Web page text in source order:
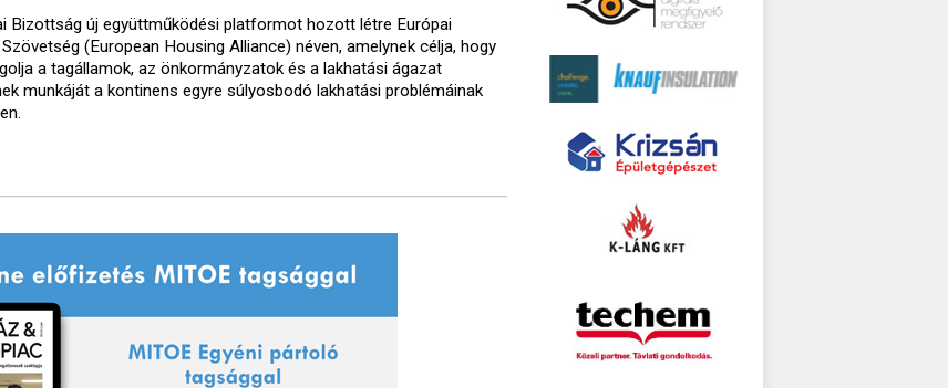
Bizottság új együttműködési platformot hozott létre Európai
(European Housing Alliance) néven, amelynek célja, hogy
a tagállamok, az önkormányzatok és a lakhatási ágazat
munkáját a kontinens egyre súlyosbodó lakhatási problémáinak